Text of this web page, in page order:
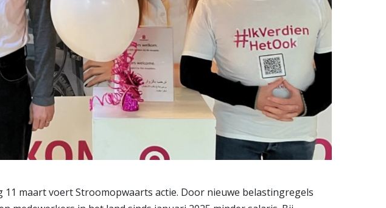
11 maart voert Stroomopwaarts actie. Door nieuwe belastingregels